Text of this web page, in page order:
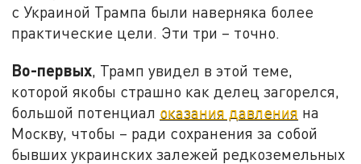
с Украиной Трампа были наверняка более
практические цели. Эти три – точно.
Во-первых, Трамп увидел в этой теме,
которой якобы страшно как делец загорелся,
большой потенциал оказания давления на
Москву, чтобы – ради сохранения за собой
бывших украинских залежей редкоземельных